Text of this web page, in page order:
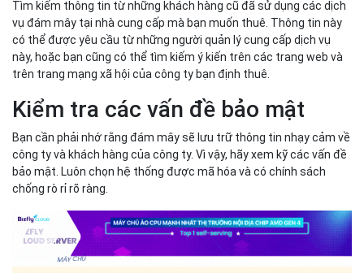
Tìm kiếm thông tin từ những khách hàng cũ đã sử dụng các dịch
vụ đám mây tại nhà cung cấp mà bạn muốn thuê. Thông tin này
có thể được yêu cầu từ những người quản lý cung cấp dịch vụ
này, hoặc bạn cũng có thể tìm kiếm ý kiến trên các trang web và
trên trang mạng xã hội của công ty bạn định thuê.
Kiểm tra các vấn đề bảo mật
Bạn cần phải nhớ rằng đám mây sẽ lưu trữ thông tin nhạy cảm về
công ty và khách hàng của công ty. Vì vậy, hãy xem kỹ các vấn đề
bảo mật. Luôn chọn hệ thống được mã hóa và có chính sách
chống rò rỉ rõ ràng.